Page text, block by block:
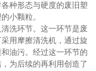
种形态与硬度的废旧塑
小颗粒。
洗环节。这一环节是废
用摩擦清洗机，通过旋
油污。经过这一环节的
为后续的再利用创造了